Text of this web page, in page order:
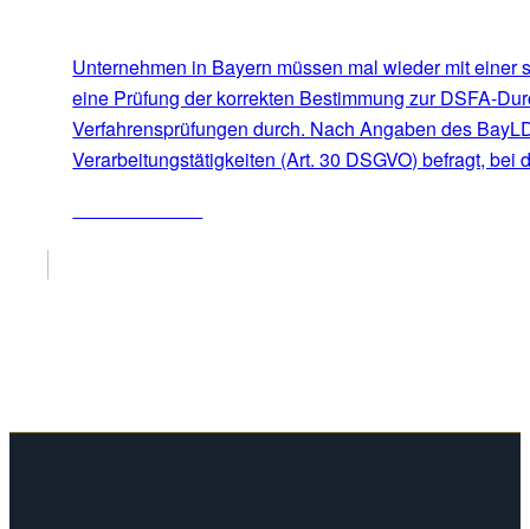
Unternehmen in Bayern müssen mal wieder mit
eine Prüfung der korrekten Bestimmung zur DSFA-
Verfahrensprüfungen durch. Nach Angaben des
Verarbeitungstätigkeiten (Art. 30 DSGVO) befragt,